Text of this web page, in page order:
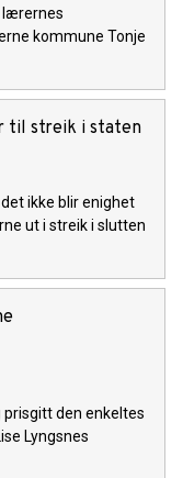
lærernes
kommune Tonje
til streik i staten
ikke blir enighet
ut i streik i slutten
prisgitt den enkeltes
Lyngsnes